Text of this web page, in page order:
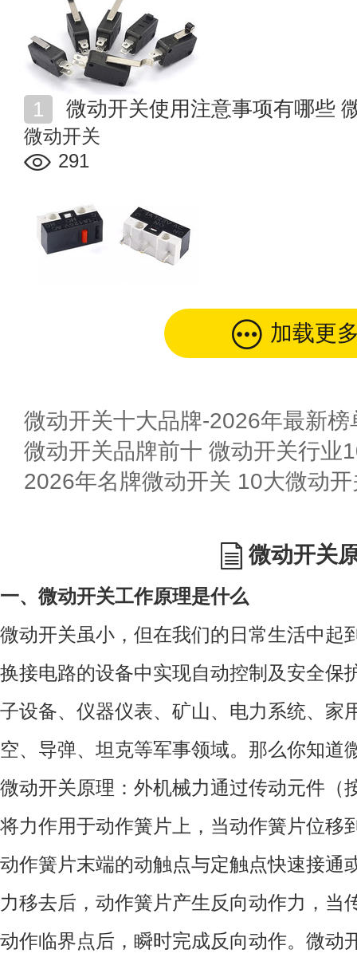
微动开关使用注意事项有哪些
微动开关
291
加载更
微动开关十大品牌-2026年最新榜
微动开关品牌前十 微动开关行业
2026年名牌微动开关 10大微动
微动开关
一、微动开关工作原理是什么
微动开关虽小，但在我们的日常生活中起
换接电路的设备中实现自动控制及安全保
子设备、仪器仪表、矿山、电力系统、家
空、导弹、坦克等军事领域。那么你知道
微动开关原理：外机械力通过传动元件（
将力作用于动作簧片上，当动作簧片位移
动作簧片末端的动触点与定触点快速接通
力移去后，动作簧片产生反向动作力，当
动作临界点后，瞬时完成反向动作。微动